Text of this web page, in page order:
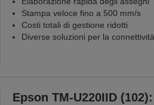
Stampa veloce fino a 500 mm/s
Costi totali di gestione ridotti
Diverse soluzioni per la connettività
Epson TM-U220IID (102):